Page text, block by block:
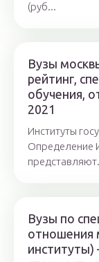
(руб...
Вузы
рейтинг,
обучения,
2021
Институты
Определение
Вузы по
отношения
институты)